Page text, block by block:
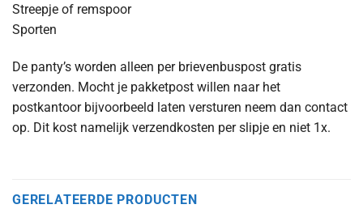
Streepje of remspoor
Sporten
De panty’s worden alleen per brievenbuspost gratis
verzonden. Mocht je pakketpost willen naar het
postkantoor bijvoorbeeld laten versturen neem dan contact
op. Dit kost namelijk verzendkosten per slipje en niet 1x.
GERELATEERDE PRODUCTEN